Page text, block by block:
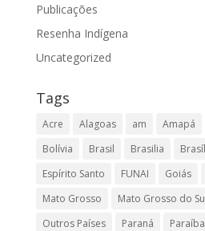
Publicações
Resenha Indígena
Uncategorized
Tags
Acre Alagoas am Amapá
Bolívia
Brasil Brasilia
Espírito Santo
FUNAI Goiás
Mato Grosso
Mato Grosso do
Outros Países
Paraná Paraíba